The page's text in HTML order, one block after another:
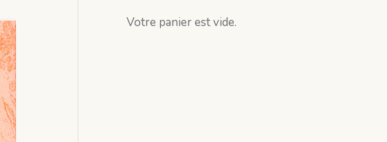
Votre panier est vide.